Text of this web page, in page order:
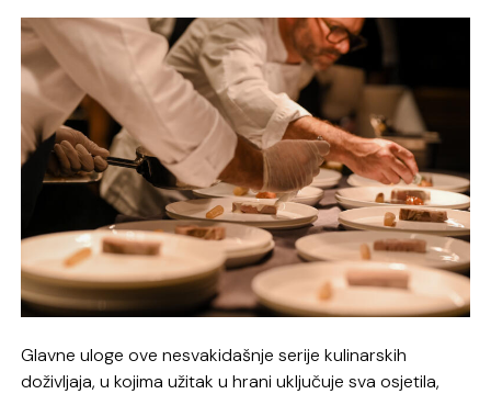
Glavne uloge ove nesvakidašnje serije kulinarskih
doživljaja, u kojima užitak u hrani uključuje sva osjetila,